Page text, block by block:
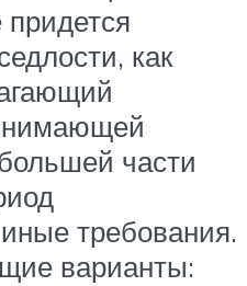
как
части
требования.
варианты: